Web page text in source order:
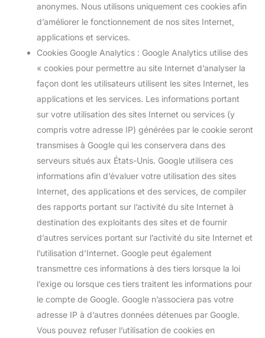
anonymes. Nous utilisons uniquement ces cookies afin
d’améliorer le fonctionnement de nos sites Internet,
applications et services.
Cookies Google Analytics : Google Analytics utilise des
« cookies pour permettre au site Internet d’analyser la
façon dont les utilisateurs utilisent les sites Internet, les
applications et les services. Les informations portant
sur votre utilisation des sites Internet ou services (y
compris votre adresse IP) générées par le cookie seront
transmises à Google qui les conservera dans des
serveurs situés aux États-Unis. Google utilisera ces
informations afin d’évaluer votre utilisation des sites
Internet, des applications et des services, de compiler
des rapports portant sur l’activité du site Internet à
destination des exploitants des sites et de fournir
d’autres services portant sur l’activité du site Internet et
l’utilisation d’Internet. Google peut également
transmettre ces informations à des tiers lorsque la loi
l’exige ou lorsque ces tiers traitent les informations pour
le compte de Google. Google n’associera pas votre
adresse IP à d’autres données détenues par Google.
Vous pouvez refuser l’utilisation de cookies en